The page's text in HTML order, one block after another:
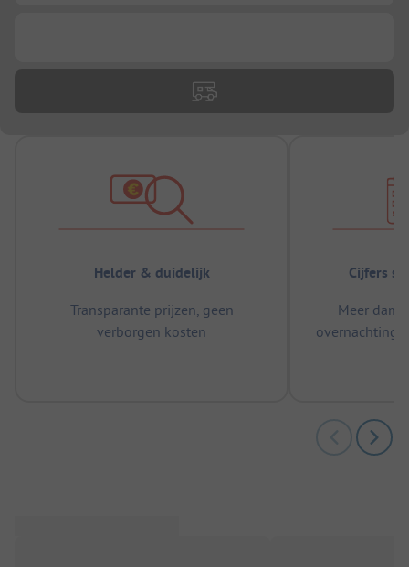
Helder & duidelijk
Transparante prijzen, geen
verborgen kosten
Cijfers
Meer dan